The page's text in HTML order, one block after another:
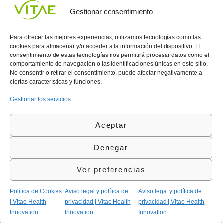
Gestionar consentimiento
Para ofrecer las mejores experiencias, utilizamos tecnologías como las
cookies para almacenar y/o acceder a la información del dispositivo. El
consentimiento de estas tecnologías nos permitirá procesar datos como el
comportamiento de navegación o las identificaciones únicas en este sitio.
No consentir o retirar el consentimiento, puede afectar negativamente a
ciertas características y funciones.
Gestionar los servicios
Aceptar
Denegar
Ver preferencias
Política de Cookies
| Vitae Health
Innovation
Aviso legal y política de
privacidad | Vitae Health
Innovation
Aviso legal y política de
privacidad | Vitae Health
Innovation
UNIRME
Conocenos
Vitae
l
Área
Política
de
Política
Calidad
(+34)
935
©Vitae Health Innovation S.L. Todos los derechos